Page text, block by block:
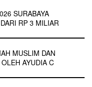
SURABAYA
RP 3 MILIAR
MUSLIM DAN
AYUDIA C